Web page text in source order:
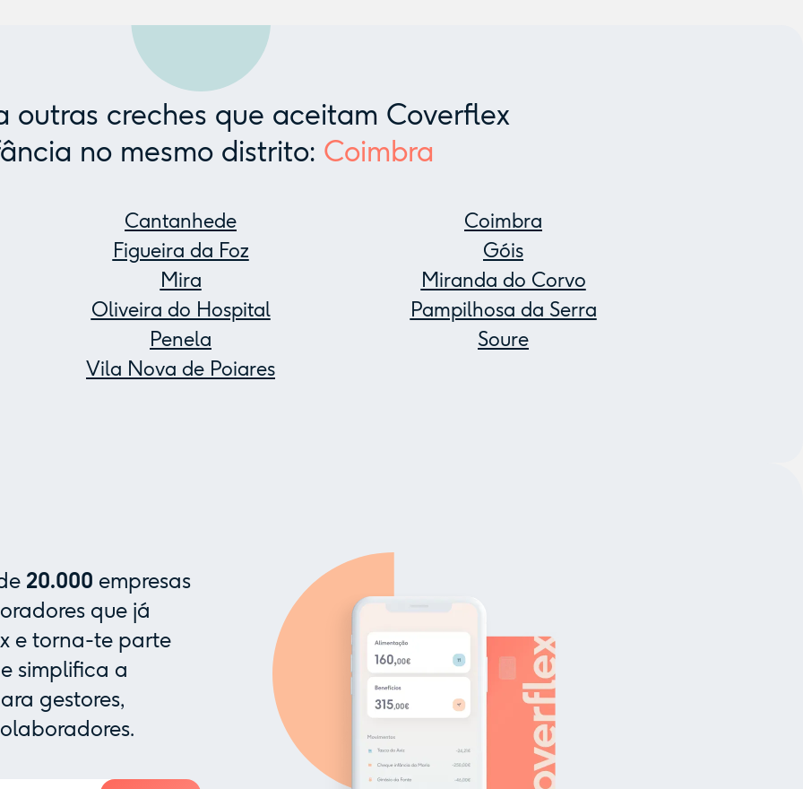
outras creches que aceitam Coverflex
no mesmo distrito: Coimbra
Cantanhede
Coimbra
Figueira da Foz
Góis
Mira
Miranda do Corvo
Oliveira do Hospital
Pampilhosa da Serra
Penela
Soure
Vila Nova de Poiares
20.000 empresas
que já
e torna-te parte
simplifica a
gestores,